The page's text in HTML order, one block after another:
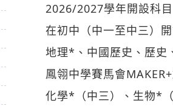
2026/2027學年開設科目
在初中（中一至中三）
地理*、中國歷史、歷史
鳳翎中學賽馬會
化學*（中三）、生物*